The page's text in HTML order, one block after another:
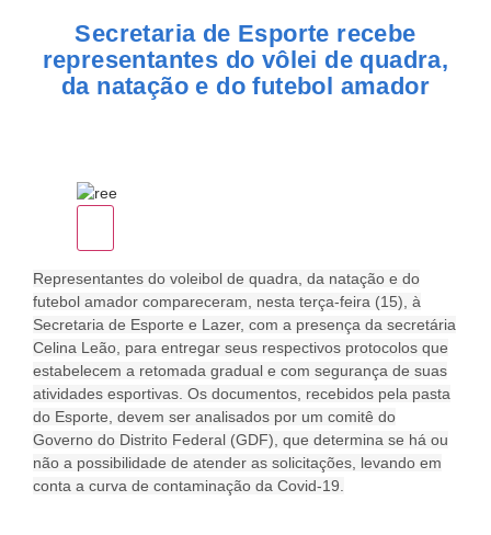
Secretaria de Esporte recebe
representantes do vôlei de quadra,
da natação e do futebol amador
Representantes do voleibol de quadra, da natação e do
futebol amador compareceram, nesta terça-feira (15), à
Secretaria de Esporte e Lazer, com a presença da secretária
Celina Leão, para entregar seus respectivos protocolos que
estabelecem a retomada gradual e com segurança de suas
atividades esportivas. Os documentos, recebidos pela pasta
do Esporte, devem ser analisados por um comitê do
Governo do Distrito Federal (GDF), que determina se há ou
não a possibilidade de atender as solicitações, levando em
conta a curva de contaminação da Covid-19.